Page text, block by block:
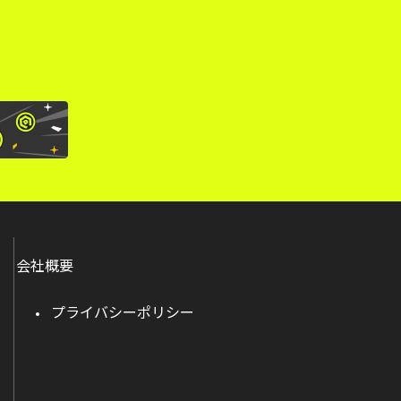
会社概要
プライバシーポリシー